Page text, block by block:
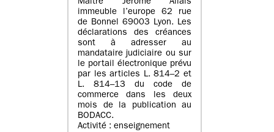
Maître Jérôme Allais
immeuble l’europe 62 rue
de Bonnel 69003 Lyon. Les
déclarations des créances
sont à adresser au
mandataire judiciaire ou sur
le portail électronique prévu
par les articles L. 814–2 et
L. 814–13 du code de
commerce dans les deux
mois de la publication au
BODACC.
Activité : enseignement